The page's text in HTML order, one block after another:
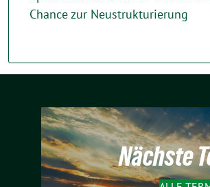
Chance zur Neustrukturierung
Nächste